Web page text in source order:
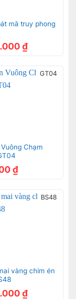
mã truy phong
₫
GT04
Chạm
₫
BS48
vàng chim én
₫